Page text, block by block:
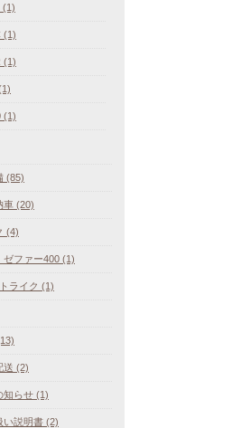
(1)
(1)
(1)
(1)
(85)
(20)
(4)
ファー400 (1)
ライク (1)
(2)
知らせ (1)
い説明書 (2)